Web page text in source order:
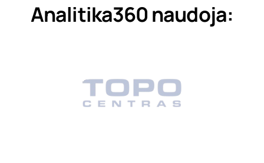
Analitika360 naudoja:​